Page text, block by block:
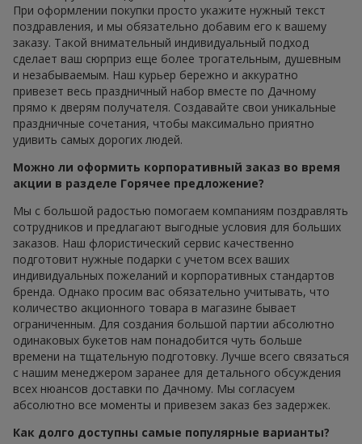
При оформлении покупки просто укажите нужный текст
поздравления, и мы обязательно добавим его к вашему
заказу. Такой внимательный индивидуальный подход
сделает ваш сюрприз еще более трогательным, душевным
и незабываемым. Наш курьер бережно и аккуратно
привезет весь праздничный набор вместе по Дачному
прямо к дверям получателя. Создавайте свои уникальные
праздничные сочетания, чтобы максимально приятно
удивить самых дорогих людей.
Можно ли оформить корпоративный заказ во время
акции в разделе Горячее предложение?
Мы с большой радостью помогаем компаниям поздравлять
сотрудников и предлагают выгодные условия для больших
заказов. Наш флористический сервис качественно
подготовит нужные подарки с учетом всех ваших
индивидуальных пожеланий и корпоративных стандартов
бренда. Однако просим вас обязательно учитывать, что
количество акционного товара в магазине бывает
ограниченным. Для создания большой партии абсолютно
одинаковых букетов нам понадобится чуть больше
времени на тщательную подготовку. Лучше всего связаться
с нашим менеджером заранее для детального обсуждения
всех нюансов доставки по Дачному. Мы согласуем
абсолютно все моменты и привезем заказ без задержек.
Как долго доступны самые популярные варианты?